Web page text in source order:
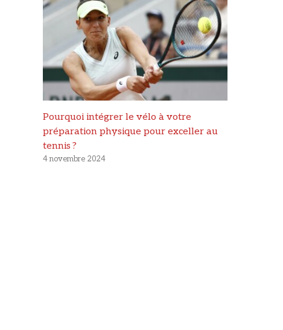
Pourquoi intégrer le vélo à votre
préparation physique pour exceller au
tennis ?
4 novembre 2024